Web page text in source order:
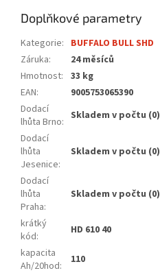
Doplňkové parametry
Kategorie: BUFFALO BULL SHD
Záruka:
24 měsíců
Hmotnost: 33 kg
EAN:
9005753065390
Dodací
lhůta Brno: Skladem v počtu (0)
Dodací
lhůta
Jesenice:
Skladem v počtu (0)
Dodací
lhůta
Praha:
Skladem v počtu (0)
krátký
kód:
HD 610 40
kapacita
Ah/20hod:
110